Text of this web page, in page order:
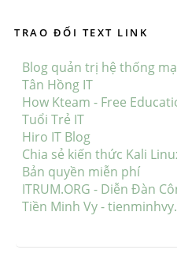
TRAO ĐỔI TEXT LINK
Blog quản trị hệ thống
Tân Hồng IT
How Kteam - Free
Tuổi Trẻ IT
Hiro IT Blog
Chia sẻ kiến thức Kali
Bản quyền miễn phí
ITRUM.ORG - Diễn Đàn
Tiền Minh Vy -